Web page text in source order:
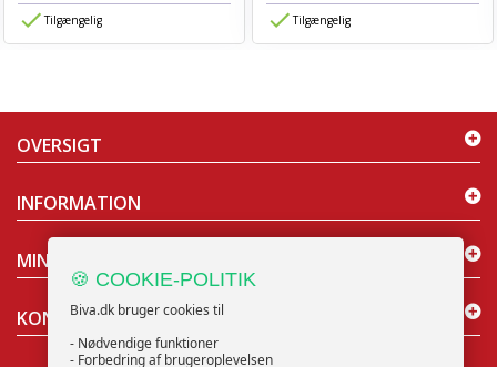
Tilgængelig Tilgængelig
OVERSIGT
INFORMATION
MIN KONTO
KONTAKT OS
🍪 COOKIE-POLITIK
Biva.dk bruger cookies til
- Nødvendige funktioner
- Forbedring af brugeroplevelsen